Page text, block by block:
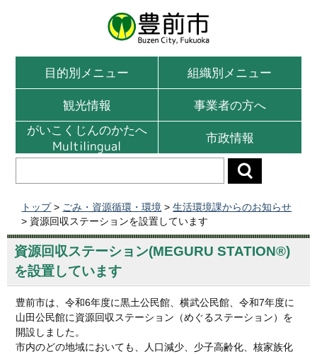
目的別メニュー
組織別メニュー
観光情報
事業者の方へ
がいこくじんのかたへ
Multilingual
市政情報
トップ > ごみ・資源循環・環境 >生活環境課からのお知らせ
> 資源回収ステーションを設置しています
資源回収ステーション(MEGURU STATION®)
を設置しています
豊前市は、令和6年度に黒土公民館、横武公民館、令和7年度に
山田公民館に資源回収ステーション（めぐるステーション）を
開設しました。
市内のどの地域においても、人口減少、少子高齢化、核家族化